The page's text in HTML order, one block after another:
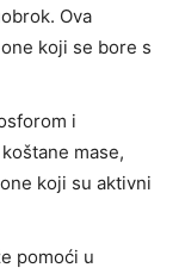
Ova
koji se bore s
i
mase,
koji su aktivni
pomoći u